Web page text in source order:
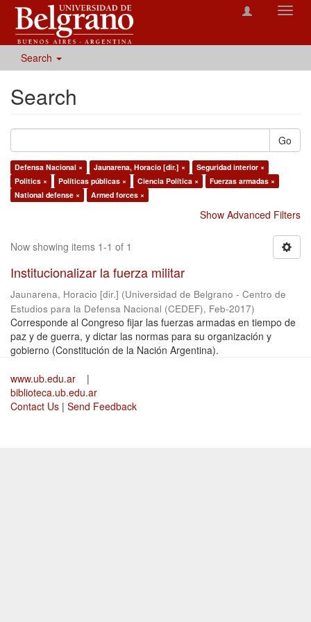
Search
Search
Go
Defensa Nacional × Jaunarena, Horacio [dir.] ×
Seguridad interior ×
Politics ×
Políticas públicas × Ciencia Política ×
Fuerzas armadas ×
National defense ×
Armed forces ×
Show Advanced Filters
Now showing items 1-1 of 1
Institucionalizar la fuerza militar
Jaunarena, Horacio [dir.] (Universidad de Belgrano - Centro de
Estudios para la Defensa Nacional (CEDEF), Feb-2017)
Corresponde al Congreso fijar las fuerzas armadas en tiempo de
paz y de guerra, y dictar las normas para su organización y
gobierno (Constitución de la Nación Argentina).
www.ub.edu.ar
|
biblioteca.ub.edu.ar
Contact Us | Send Feedback